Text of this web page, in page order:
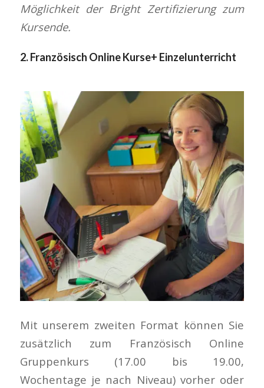
Möglichkeit der Bright Zertifizierung zum
Kursende.
2.Französisch Online Kurse+ Einzelunterricht
Mit unserem zweiten Format können Sie
zusätzlich zum Französisch Online
Gruppenkurs (17.00 bis 19.00,
Wochentage je nach Niveau) vorher oder